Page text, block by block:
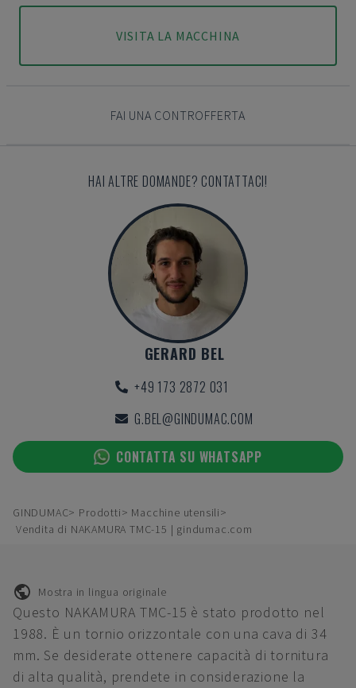
VISITA LA MACCHINA
FAI UNA CONTROFFERTA
HAI ALTRE DOMANDE? CONTATTACI!
GERARD BEL
+49 173 2872 031
G.BEL@GINDUMAC.COM
CONTATTA SU WHATSAPP
GINDUMAC Prodotti
Macchine utensili
Vendita di NAKAMURA TMC-15 | gindumac.com
Mostra in lingua originale
Questo NAKAMURA TMC-15 è stato prodotto nel
1988. È un tornio orizzontale con una cava di 34
mm. Se desiderate ottenere capacità di tornitura
di alta qualità, prendete in considerazione la